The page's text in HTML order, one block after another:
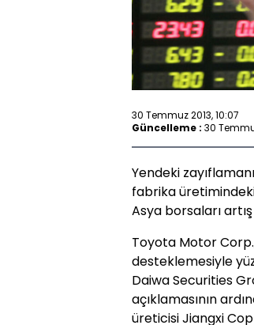
30 Temmuz 2013, 10:07
Güncelleme : 30
Yendeki
fabrika
Asya borsaları
Toyota Motor
desteklemesiyle
Daiwa Securities
açıklamasının
üreticisi Jiangxi